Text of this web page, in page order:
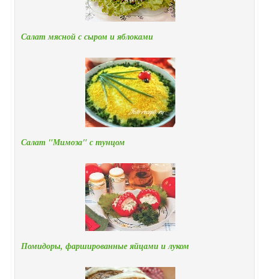
Салат мясной с сыром и яблоками
Салат "Мимоза" с тунцом
Помидоры, фаршированные яйцами и луком